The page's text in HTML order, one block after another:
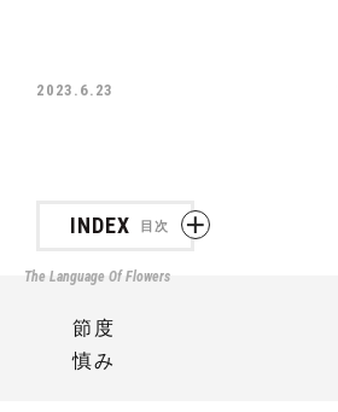
2023.6.23
INDEX 目次
節度
慎み